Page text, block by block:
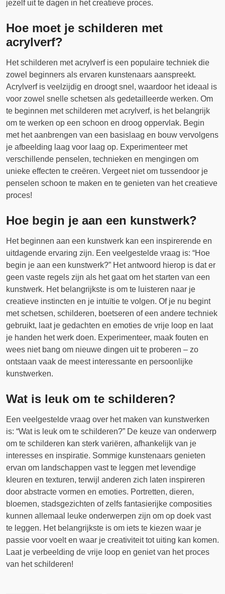
jezelf uit te dagen in het creatieve proces.
Hoe moet je schilderen met
acrylverf?
Het schilderen met acrylverf is een populaire techniek die
zowel beginners als ervaren kunstenaars aanspreekt.
Acrylverf is veelzijdig en droogt snel, waardoor het ideaal is
voor zowel snelle schetsen als gedetailleerde werken. Om
te beginnen met schilderen met acrylverf, is het belangrijk
om te werken op een schoon en droog oppervlak. Begin
met het aanbrengen van een basislaag en bouw vervolgens
je afbeelding laag voor laag op. Experimenteer met
verschillende penselen, technieken en mengingen om
unieke effecten te creëren. Vergeet niet om tussendoor je
penselen schoon te maken en te genieten van het creatieve
proces!
Hoe begin je aan een kunstwerk?
Het beginnen aan een kunstwerk kan een inspirerende en
uitdagende ervaring zijn. Een veelgestelde vraag is: “Hoe
begin je aan een kunstwerk?” Het antwoord hierop is dat er
geen vaste regels zijn als het gaat om het starten van een
kunstwerk. Het belangrijkste is om te luisteren naar je
creatieve instincten en je intuïtie te volgen. Of je nu begint
met schetsen, schilderen, boetseren of een andere techniek
gebruikt, laat je gedachten en emoties de vrije loop en laat
je handen het werk doen. Experimenteer, maak fouten en
wees niet bang om nieuwe dingen uit te proberen – zo
ontstaan vaak de meest interessante en persoonlijke
kunstwerken.
Wat is leuk om te schilderen?
Een veelgestelde vraag over het maken van kunstwerken
is: “Wat is leuk om te schilderen?” De keuze van onderwerp
om te schilderen kan sterk variëren, afhankelijk van je
interesses en inspiratie. Sommige kunstenaars genieten
ervan om landschappen vast te leggen met levendige
kleuren en texturen, terwijl anderen zich laten inspireren
door abstracte vormen en emoties. Portretten, dieren,
bloemen, stadsgezichten of zelfs fantasierijke composities
kunnen allemaal leuke onderwerpen zijn om op doek vast
te leggen. Het belangrijkste is om iets te kiezen waar je
passie voor voelt en waar je creativiteit tot uiting kan komen.
Laat je verbeelding de vrije loop en geniet van het proces
van het schilderen!